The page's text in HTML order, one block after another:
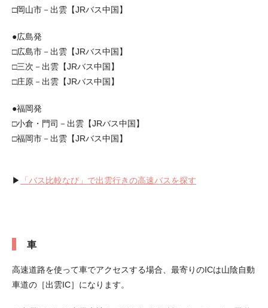
□岡山市－出雲【JRバス中国】
●広島発
□広島市－出雲【JRバス中国】
□三次－出雲【JRバス中国】
□庄原－出雲【JRバス中国】
●福岡発
□小倉・門司－出雲【JRバス中国】
□福岡市－出雲【JRバス中国】
▶︎ 「バス比較なび」で出雲行きの高速バスを探す
車
高速道路を使って車でアクセスする場合、最寄りのICは山陰自動
車道の［出雲IC］になります。